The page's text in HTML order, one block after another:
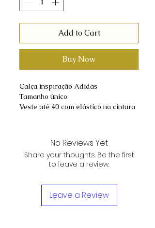
Add to Cart
Buy Now
Calça inspiração Adidas
Tamanho único
Veste até 40 com elástico na cintura
No Reviews Yet
Share your thoughts. Be the first
to leave a review.
Leave a Review